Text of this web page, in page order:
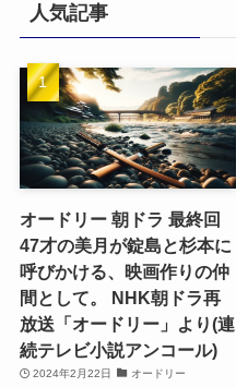
人気記事
オードリー 朝ドラ 最終回
47才の美月が錠島と杉本に
呼びかける、映画作りの仲
間として。 NHK朝ドラ再
放送「オードリー」より(連
続テレビ小説アンコール)
2024年2月22日
オードリー